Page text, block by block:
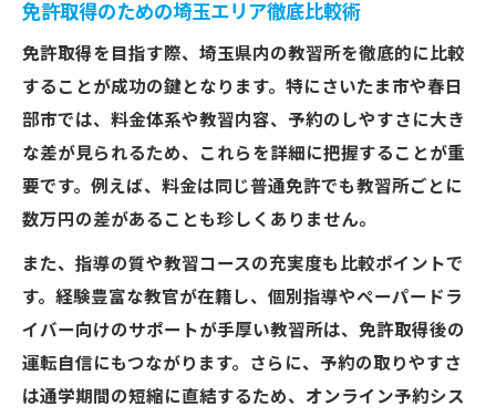
免許取得がスムーズになる学科対策のコツ
効率よく免許取得するためのスケジュール
術
さいたま市・春日部市で安心の免許取得を実現
安心して免許取得できる教習所の特徴とは
さいたま市・春日部市で選ぶべき教習所条
件
事故リスクを減らす免許取得時のポイント
教習指導が充実した免許取得体験の声
免許取得のための埼玉エリア徹底比較術
免許取得を目指す際、埼玉県内の教習所を徹底的に比較
することが成功の鍵となります。特にさいたま市や春日
部市では、料金体系や教習内容、予約のしやすさに大き
な差が見られるため、これらを詳細に把握することが重
要です。例えば、料金は同じ普通免許でも教習所ごとに
数万円の差があることも珍しくありません。
また、指導の質や教習コースの充実度も比較ポイントで
す。経験豊富な教官が在籍し、個別指導やペーパードラ
イバー向けのサポートが手厚い教習所は、免許取得後の
運転自信にもつながります。さらに、予約の取りやすさ
は通学期間の短縮に直結するため、オンライン予約シス